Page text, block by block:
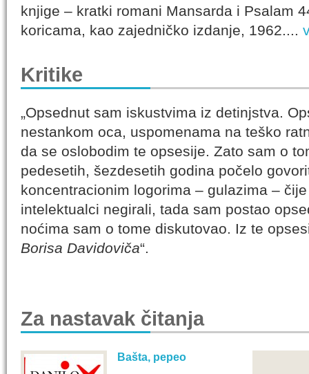
knjige – kratki romani Mansarda i Psalam
koricama, kao zajedničko izdanje, 1962....
Kritike
„Opsednut sam iskustvima iz detinjstva.
nestankom oca, uspomenama na teško
da se oslobodim te opsesije. Zato sam o
pedesetih, šezdesetih godina počelo
koncentracionim logorima – gulazima –
intelektualci negirali, tada sam postao
noćima sam o tome diskutovao. Iz te
Borisa Davidoviča“.
Za nastavak čitanja
Bašta, pepeo